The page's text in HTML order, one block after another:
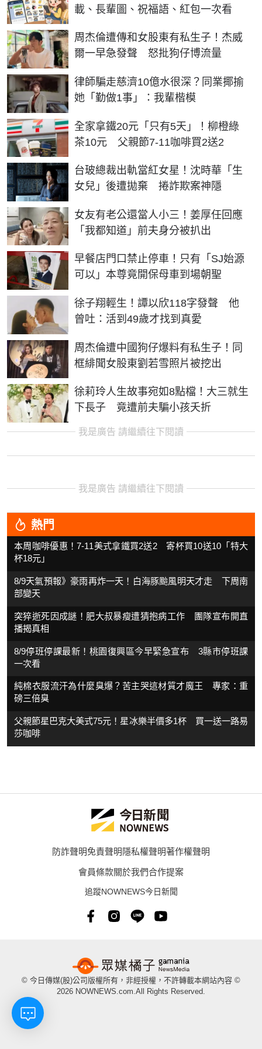
載、長輩圖、祝福語、紅包一次看
周杰倫遭傳和女股東有私生子！杰威
爾一早急發聲 怒批狗仔博流量
律師騙走慈濟10億水很深？同業揶揄
她「勤做1事」：我輩楷模
全家拿鐵20元「只有5天」！柳橙綠
茶10元 父親節7-11咖啡買2送2
台玻總裁出軌當紅女星！沈時華「生
女兒」後遭拋棄 捲詐欺案神隱
女友有老公還當人小三！姜厚任回應
「我都知道」前夫身分被扒出
早餐店門口禁止停車！只有「SJ始源
可以」本尊竟開保母車到場朝聖
徐子翔輕生！譚以欣118字發聲 他
曾吐：活到49歲才找到真愛
周杰倫遭中國狗仔爆料有私生子！同
框緋聞女股東劉若雪照片被挖出
徐莉玲人生故事宛如8點檔！大三就生
下長子 竟遭前夫騙小孩夭折
我是廣告 請繼續往下閱讀
我是廣告 請繼續往下閱讀
熱門
本周咖啡優惠！7-11美式拿鐵買2送2 寄杯買10送10「特大
杯18元」
8/9天氣預報》豪雨再炸一天！白海豚颱風明天才走 下周南
部變天
突猝逝死因成謎！肥大叔暴瘦遭猜抱病工作 團隊宣布開直
播揭真相
8/9停班停課最新！桃園復興區今早緊急宣布 3縣市停班課
一次看
純棉衣服流汗為什麼臭爆？苦主哭這材質才魔王 專家：重
磅三倍臭
父親節星巴克大美式75元！星冰樂半價多1杯 買一送一路易
莎咖啡
防詐聲明免責聲明隱私權聲明著作權聲明
會員條款關於我們合作提案
追蹤NOWNEWS今日新聞
© 今日傳媒(股)公司版權所有，非經授權，不許轉載本網站內容 ©
2026 NOWNEWS.com.All Rights Reserved.